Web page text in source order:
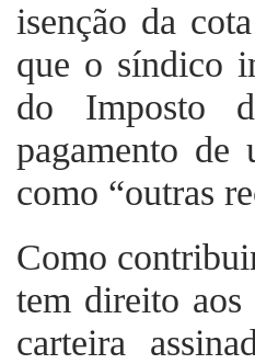
isenção da
que o síndico
do Imposto
pagamento de
como “outras
Como
tem direito aos
carteira